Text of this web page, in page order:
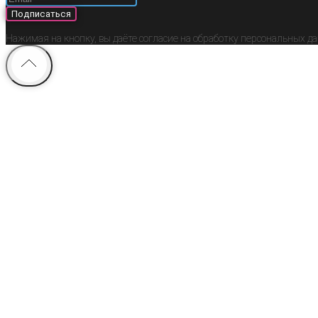
Подписаться
Нажимая на кнопку, вы даёте согласие на обработку персональных